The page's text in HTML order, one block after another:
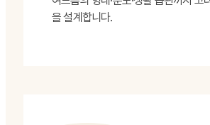
을 설계합니다.